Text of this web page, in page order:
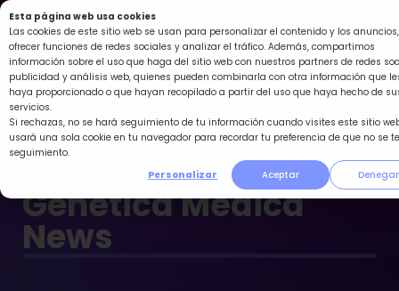
Esta página web usa cookies
Las cookies de este sitio web se usan para personalizar el contenido y los anuncios,
ofrecer funciones de redes sociales y analizar el tráfico. Además, compartimos
información sobre el uso que haga del sitio web con nuestros partners de redes
publicidad y análisis web, quienes pueden combinarla con otra información que
haya proporcionado o que hayan recopilado a partir del uso que haya hecho de
servicios.
Si rechazas, no se hará seguimiento de tu información cuando visites este sitio
usará una sola cookie en tu navegador para recordar tu preferencia de que no se
seguimiento.
Personalizar
Aceptar Denegar
Ir
al
contenido
Genética Médica
News